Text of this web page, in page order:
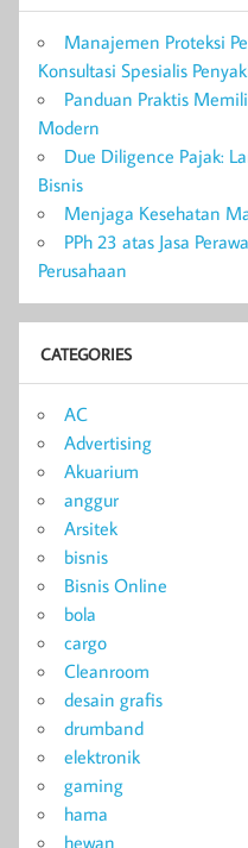
Manajemen Proteksi
Konsultasi Spesialis
Panduan Praktis
Modern
Due Diligence Pajak:
Bisnis
Menjaga Kesehatan
PPh 23 atas Jasa
Perusahaan
CATEGORIES
AC
Advertising
Akuarium
anggur
Arsitek
bisnis
Bisnis Online
bola
cargo
Cleanroom
desain grafis
drumband
elektronik
gaming
hama
hewan